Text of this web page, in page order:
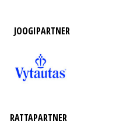
JOOGIPARTNER
RATTAPARTNER